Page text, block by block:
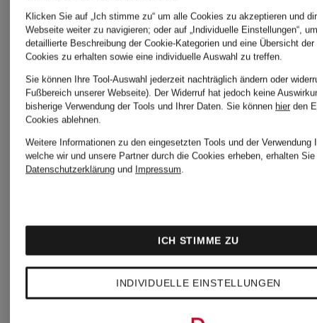
Klicken Sie auf „Ich stimme zu“ um alle Cookies zu akzeptieren und
Webseite weiter zu navigieren; oder auf „Individuelle Einstellungen“,
detaillierte Beschreibung der Cookie-Kategorien und eine Übersicht
Cookies zu erhalten sowie eine individuelle Auswahl zu treffen.
Sie können Ihre Tool-Auswahl jederzeit nachträglich ändern oder
Fußbereich unserer Webseite). Der Widerruf hat jedoch keine
bisherige Verwendung der Tools und Ihrer Daten. Sie können hier den
Cookies ablehnen.
Weitere Informationen zu den eingesetzten Tools und der Verwendung
welche wir und unsere Partner durch die Cookies erheben, erhalten
Datenschutzerklärung und Impressum.
INDIVIDUELLE EINSTELLUNGEN
ICH STIMME ZU